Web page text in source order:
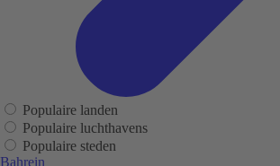
Populaire landen
Populaire luchthavens
Populaire steden
Bahrein